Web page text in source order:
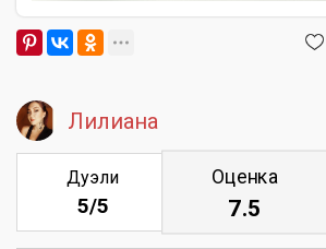
Лилиана
Дуэли
5/5
Оценка
7.5